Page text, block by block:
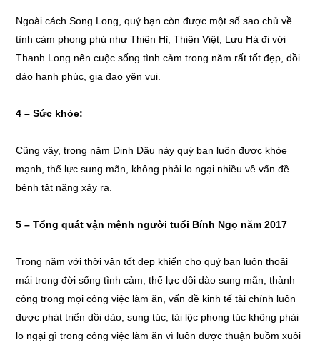
Ngoài cách Song Long, quý bạn còn được một số sao chủ về
tình cảm phong phú như Thiên Hỉ, Thiên Việt, Lưu Hà đi với
Thanh Long nên cuộc sống tình cảm trong năm rất tốt đẹp, dồi
dào hạnh phúc, gia đạo yên vui.
4 – Sức khỏe:
Cũng vậy, trong năm Đinh Dậu này quý bạn luôn được khỏe
mạnh, thể lực sung mãn, không phải lo ngại nhiều về vấn đề
bệnh tật nặng xảy ra.
5 – Tổng quát vận mệnh người tuổi Bính Ngọ năm 2017
Trong năm với thời vận tốt đẹp khiến cho quý bạn luôn thoải
mái trong đời sống tình cảm, thể lực dồi dào sung mãn, thành
công trong mọi công việc làm ăn, vấn đề kinh tế tài chính luôn
được phát triển dồi dào, sung túc, tài lộc phong túc không phải
lo ngại gì trong công việc làm ăn vì luôn được thuận buồm xuôi